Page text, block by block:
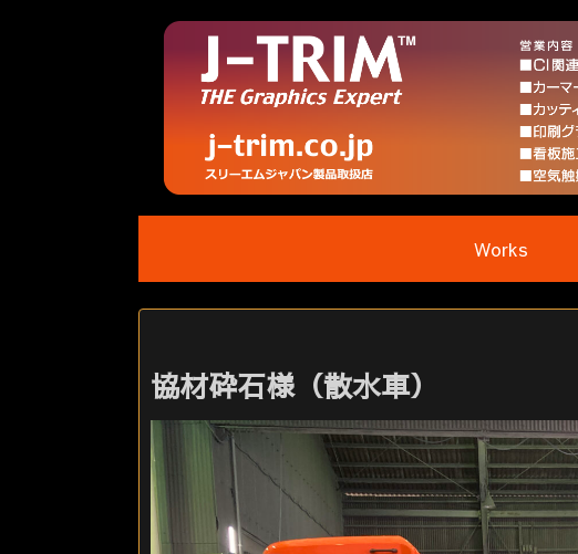
Works
協材砕石様（散水車）